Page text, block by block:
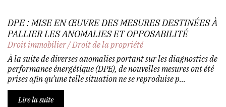
DPE : MISE EN ŒUVRE DES MESURES DESTINÉES À
PALLIER LES ANOMALIES ET OPPOSABILITÉ
Droit immobilier/Droit de la propriété
À la suite de diverses anomalies portant sur les diagnostics de
performance énergétique (DPE), de nouvelles mesures ont été
prises afin qu’une telle situation ne se reproduise p...
Lire la suite